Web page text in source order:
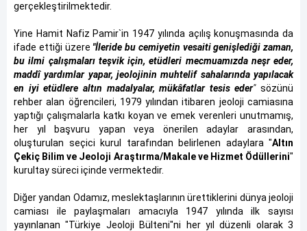
gerçekleştirilmektedir.
Yine Hamit Nafiz Pamir`in 1947 yılında açılış konuşmasında da
ifade ettiği üzere"İleride bu cemiyetin vesaiti genişlediği zaman,
bu ilmi çalışmaları teşvik için, etüdleri mecmuamızda neşr eder,
maddî yardımlar yapar, jeolojinin muhtelif sahalarında yapılacak
en iyi etüdlere altın madalyalar, mükâfatlar tesis eder"sözünü
rehber alan öğrencileri, 1979 yılından itibaren jeoloji camiasına
yaptığı çalışmalarla katkı koyan ve emek verenleri unutmamış,
her yıl başvuru yapan veya önerilen adaylar arasından,
oluşturulan seçici kurul tarafından belirlenen adaylara "Altın
Çekiç Bilim ve Jeoloji Araştırma/Makale ve Hizmet Ödüllerini"
kurultay süreci içinde vermektedir.
Diğer yandan Odamız, meslektaşlarının ürettiklerini dünya jeoloji
camiası ile paylaşmaları amacıyla 1947 yılında ilk sayısı
yayınlanan "Türkiye Jeoloji Bülteni"ni her yıl düzenli olarak 3